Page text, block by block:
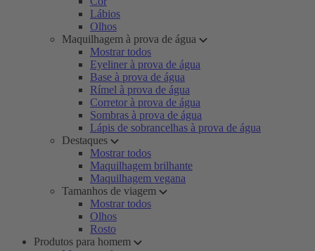
Lábios
Olhos
Maquilhagem à prova de água
Mostrar todos
Eyeliner à prova de água
Base à prova de água
Rímel à prova de água
Corretor à prova de água
Sombras à prova de água
Lápis de sobrancelhas à prova de água
Destaques
Mostrar todos
Maquilhagem brilhante
Maquilhagem vegana
Tamanhos de viagem
Mostrar todos
Olhos
Rosto
Produtos para homem